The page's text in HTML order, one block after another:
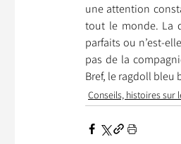
une attention
tout le monde. La
parfaits ou n’est-
pas de la
Bref, le ragdoll bleu
Conseils, histoires sur